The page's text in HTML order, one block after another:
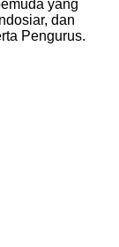
yang
dan
Pengurus.